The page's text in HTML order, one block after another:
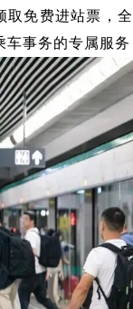
取免费进站票，
车事务的专属服